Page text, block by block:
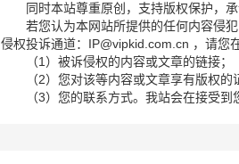
同时本站尊重原创，支持版权保护，
若您认为本网站所提供的任何内容侵
侵权投诉通道：IP@vipkid.com.cn ，请您
（1）被诉侵权的内容或文章的链接；
（2）您对该等内容或文章享有版权的
（3）您的联系方式。我站会在接受